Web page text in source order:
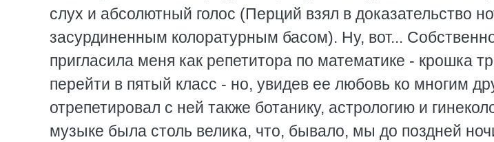
слух и абсолютный голос (Перций взял в доказательство
засурдиненным колоратурным басом). Ну, вот...
пригласила меня как репетитора по математике - крошка
перейти в пятый класс - но, увидев ее любовь ко многим
отрепетировал с ней также ботанику, астрологию и
музыке была столь велика, что, бывало, мы до поздней